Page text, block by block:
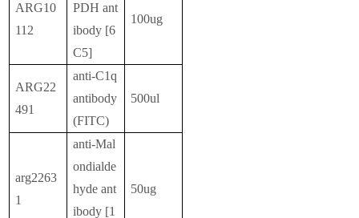
ARG10
112
PDH ant
ibody [6
C5]
100ug
ARG22
491
anti-C1q
antibody
(FITC)
500ul
arg2263
1
anti-Mal
ondialde
hyde ant
ibody [1
50ug